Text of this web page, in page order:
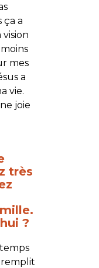
ça a
mes
a
vie.
joie
très
?